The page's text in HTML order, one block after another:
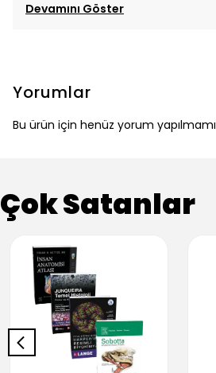
Devamını Göster
Yorumlar
Bu ürün için henüz yorum
Çok Satanlar